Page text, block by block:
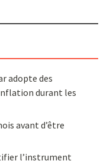
adopte des
durant les
avant d’être
l’instrument